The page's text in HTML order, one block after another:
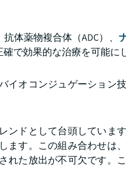
体薬物複合体（ADC）、
で効果的な治療を可能に
イオコンジュゲーション
ンドとして台頭していま
ます。この組み合わせは
た放出が不可欠です。